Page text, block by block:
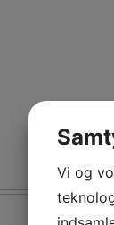
Vi og